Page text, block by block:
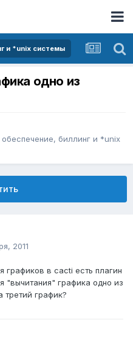
и *unix системы
одно из
биллинг и *unix
2011
в cacti есть плагин
"вычитания" графика одно из
третий график?